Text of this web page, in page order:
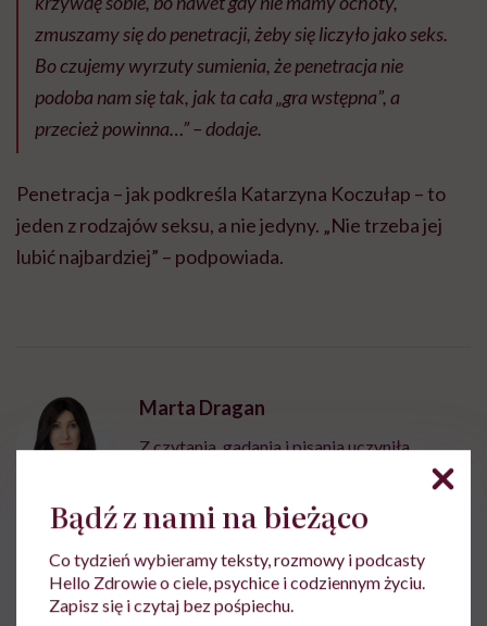
zmuszamy się do penetracji, żeby się liczyło jako seks.
Bo czujemy wyrzuty sumienia, że penetracja nie
podoba nam się tak, jak ta cała „gra wstępna”, a
przecież powinna…” – dodaje.
Penetracja – jak podkreśla Katarzyna Koczułap – to
jeden z rodzajów seksu, a nie jedyny. „Nie trzeba jej
lubić najbardziej” – podpowiada.
Marta Dragan
Z czytania, gadania i pisania uczyniła
sposób na życie. Pracowała w Wirtualnej
dziennikarką i wydawczynią
Zobacz profil
Bądź z nami na bieżąco
Co tydzień wybieramy teksty, rozmowy i podcasty
Hello Zdrowie o ciele, psychice i codziennym życiu.
Zapisz się i czytaj bez pośpiechu.